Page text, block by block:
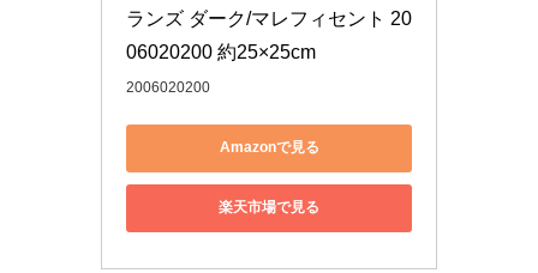
ランズ ダーク/マレフィセント 20
06020200 約25×25cm
2006020200
Amazonで見る
楽天市場で見る